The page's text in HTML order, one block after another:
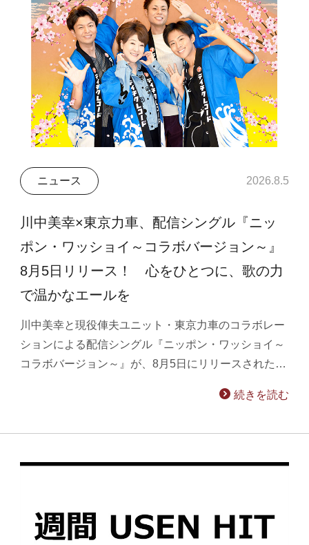
ニュース 2026.8.5
川中美幸×東京力車、配信シングル『ニッ
ポン・ワッショイ～コラボバージョン～』
8月5日リリース！ 心をひとつに、歌の力
で温かなエールを
川中美幸と現役俥夫ユニット・東京力車のコラボレー
ションによる配信シングル『ニッポン・ワッショイ～
コラボバージョン～』が、8月5日にリリースされた…
続きを読む